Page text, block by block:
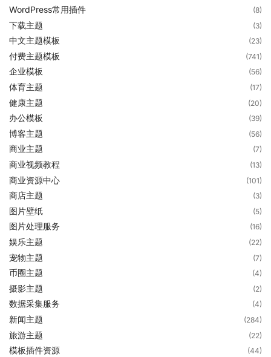
WordPress常用插件 (8)
下载主题 (3)
中文主题模板 (23)
付费主题模板 (741)
企业模板 (56)
体育主题 (17)
健康主题 (20)
办公模板 (39)
博客主题 (56)
商业主题 (7)
商业视频教程 (13)
商业资源中心 (101)
商店主题 (3)
图片壁纸 (5)
图片处理服务 (16)
娱乐主题 (22)
宠物主题 (7)
币圈主题 (4)
摄影主题 (2)
数据采集服务 (4)
新闻主题 (284)
旅游主题 (22)
模板插件资源 (44)